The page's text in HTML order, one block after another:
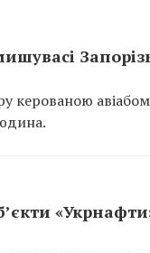
керованою